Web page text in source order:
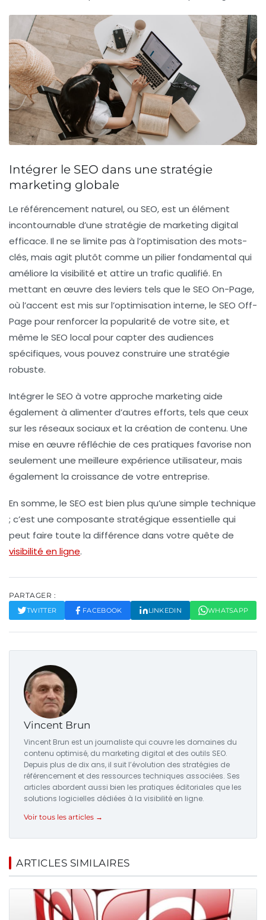
Intégrer le SEO dans une stratégie
marketing globale
Le référencement naturel, ou SEO, est un élément
incontournable d’une stratégie de marketing digital
efficace. Il ne se limite pas à l’optimisation des mots-
clés, mais agit plutôt comme un pilier fondamental qui
améliore la visibilité et attire un trafic qualifié. En
mettant en œuvre des leviers tels que le SEO On-Page,
où l’accent est mis sur l’optimisation interne, le SEO Off-
Page pour renforcer la popularité de votre site, et
même le SEO local pour capter des audiences
spécifiques, vous pouvez construire une stratégie
robuste.
Intégrer le SEO à votre approche marketing aide
également à alimenter d’autres efforts, tels que ceux
sur les réseaux sociauxet la création de contenu. Une
mise en œuvre réfléchie de ces pratiques favorise non
seulement une meilleure expérience utilisateur, mais
également la croissance de votre entreprise.
En somme, le SEO est bien plus qu’une simple technique
; c’est une composante stratégique essentielle qui
peut faire toute la différence dans votre quête de
visibilité en ligne.
PARTAGER :
TWITTER FACEBOOK LINKEDIN WHATSAPP
Vincent Brun
Vincent Brun est un journaliste qui couvre les domaines du
contenu optimisé, du marketing digital et des outils SEO.
Depuis plus de dix ans, il suit l’évolution des stratégies de
référencement et des ressources techniques associées. Ses
articles abordent aussi bien les pratiques éditoriales que les
solutions logicielles dédiées à la visibilité en ligne.
Voir tous les articles →
ARTICLES SIMILAIRES